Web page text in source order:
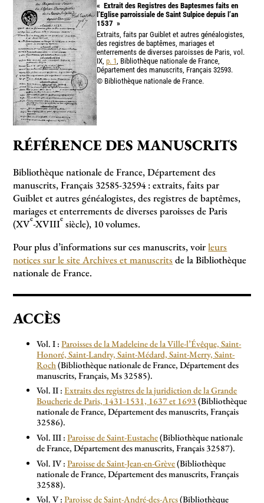
« Extrait des Registres des Baptesmes faits en
l’Eglise parroissiale de Saint Sulpice depuis l’an
1537 »
Extraits, faits par Guiblet et autres généalogistes,
des registres de baptêmes, mariages et
enterrements de diverses paroisses de Paris, vol.
IX, p. 1 , Bibliothèque nationale de France,
Département des manuscrits, Français 32593.
© Bibliothèque nationale de France.
RÉFÉRENCE DES MANUSCRITS
Bibliothèque nationale de France, Département des
manuscrits, Français 32585-32594 : extraits, faits par
Guiblet et autres généalogistes, des registres de baptêmes,
mariages et enterrements de diverses paroisses de Paris
(XVe-XVIIIe siècle), 10 volumes.
Pour plus d’informations sur ces manuscrits, voirleurs
notices sur le site Archives et manuscrits de la Bibliothèque
nationale de France.
ACCÈS
Vol. I :Paroisses de la Madeleine de la Ville-l’Évêque, Saint-
Honoré, Saint-Landry, Saint-Médard, Saint-Merry, Saint-
Roch(Bibliothèque nationale de France, Département des
manuscrits, Français, Ms 32585).
Vol. II :Extraits des registres de la juridiction de la Grande
Boucherie de Paris, 1431-1531, 1637 et 1693 (Bibliothèque
nationale de France, Département des manuscrits, Français
32586).
Vol. III :Paroisse de Saint-Eustache(Bibliothèque nationale
de France, Département des manuscrits, Français 32587).
Vol. IV :Paroisse de Saint-Jean-en-Grève(Bibliothèque
nationale de France, Département des manuscrits, Français
32588).
Vol. V :Paroisse de Saint-André-des-Arcs(Bibliothèque